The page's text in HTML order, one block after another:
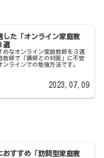
した「オンライン家庭教
選
めなオンライン家庭教師を３選
教師で「講師との対面」に不安
ラインでの勉強方法です。
2023.07.09
おすすめ「訪問型家庭教